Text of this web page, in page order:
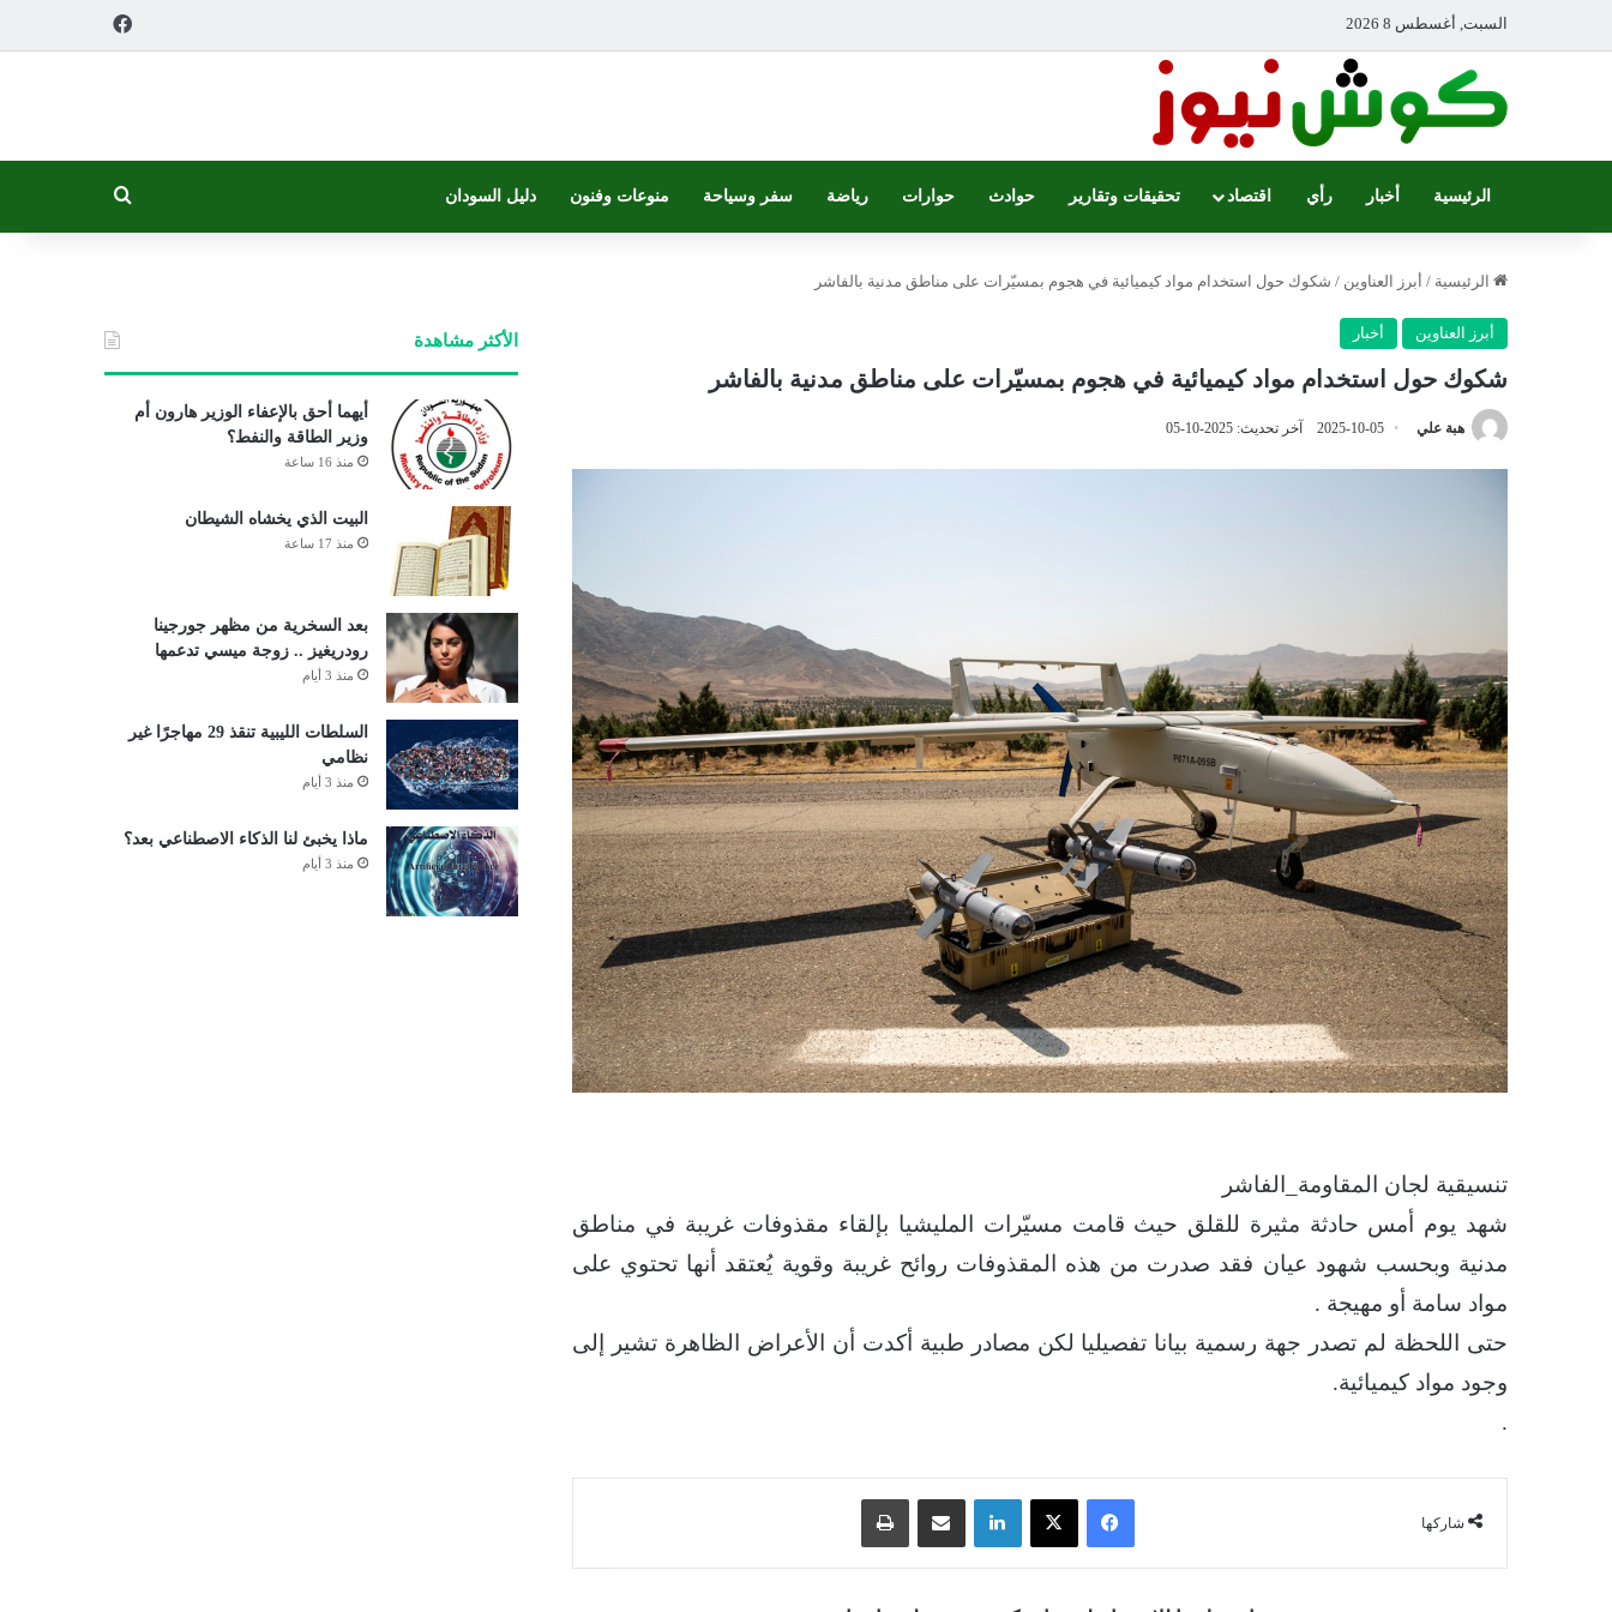
السبت, أغسطس 8 2026
الرئيسية أخبار رأي اقتصاد تحقيقات وتقارير حوادث حوارات رياضة سفر وسياحة منوعات وفنون دليل السودان
الرئيسية / أبرز العناوين / شكوك حول استخدام مواد كيميائية في هجوم بمسيّرات على مناطق مدنية بالفاشر
أبرز العناوين أخبار
شكوك حول استخدام مواد كيميائية في هجوم بمسيّرات على مناطق مدنية بالفاشر
هبة علي 2025-10-05 آخر تحديث: 2025-10-05
تنسيقية لجان المقاومة_الفاشر
شهد يوم أمس حادثة مثيرة للقلق حيث قامت مسيّرات المليشيا بإلقاء مقذوفات غريبة في مناطق
مدنية وبحسب شهود عيان فقد صدرت من هذه المقذوفات روائح غريبة وقوية يُعتقد أنها تحتوي على
مواد سامة أو مهيجة .
حتى اللحظة لم تصدر جهة رسمية بيانا تفصيليا لكن مصادر طبية أكدت أن الأعراض الظاهرة تشير إلى
وجود مواد كيميائية.
.
شاركها
فيسبوك ‫X لينكدإن مشاركة عبر البريد
الأكثر مشاهدة
أيهما أحق بالإعفاء الوزير هارون أم
وزير الطاقة والنفط؟
منذ 16 ساعة
البيت الذي يخشاه الشيطان
منذ 17 ساعة
بعد السخرية من مظهر جورجينا
رودريغيز .. زوجة ميسي تدعمها
منذ 3 أيام
السلطات الليبية تنقذ 29 مهاجرًا غير
نظامي
منذ 3 أيام
ماذا يخبئ لنا الذكاء الاصطناعي بعد؟
منذ 3 أيام